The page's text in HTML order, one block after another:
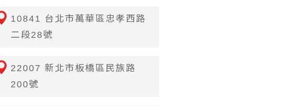
10841 台北市萬華區忠孝西路
二段28號
22007 新北市板橋區民族路
200號